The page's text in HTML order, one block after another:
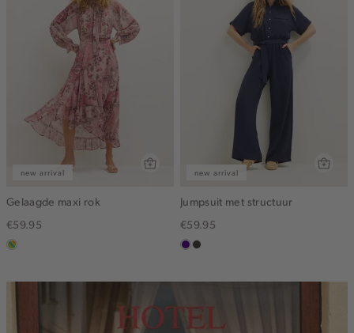
new arrival
Gelaagde maxi rok
€59.95
meerkleurig
new arrival
Jumpsuit met structuur
€59.95
indigochoco